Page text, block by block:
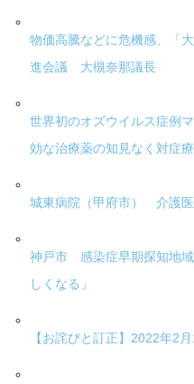
物価高騰などに危機感、「
進会議 大槻奈那議長
世界初のオズウイルス症例
効な治療薬の知見なく対症
城東病院（甲府市） 介護
神戸市 感染症早期探知地
しくなる」
【お詫びと訂正】2022年2